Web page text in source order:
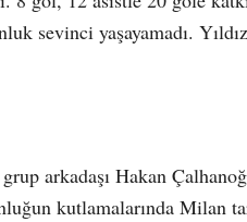
sevinci yaşayamadı.
arkadaşı Hakan
kutlamalarında Milan